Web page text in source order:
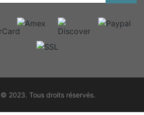
2023. Tous droits réservés.